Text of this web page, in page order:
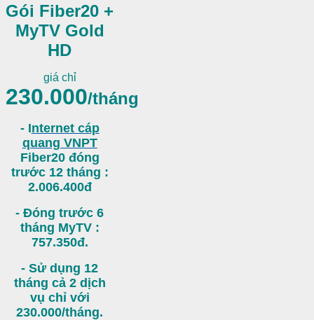
Gói Fiber20 +
MyTV Gold
HD
giá chỉ
230.000/tháng
- Internet cáp
quang VNPT
Fiber20 đóng
trước 12 tháng :
2.006.400đ
- Đóng trước 6
tháng MyTV :
757.350đ.
- Sử dụng 12
tháng cả 2 dịch
vụ chỉ với
230.000/tháng.